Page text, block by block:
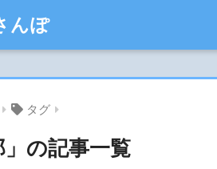
んぽ
タグ
」の記事一覧